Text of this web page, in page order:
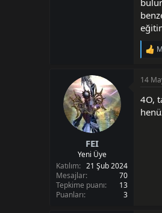
T
k
l
e
FEI
Yeni Üye
Katılım
21 Şub 2024
Mesajlar
70
Tepkime puanı
13
Puanları
3
14
4O,